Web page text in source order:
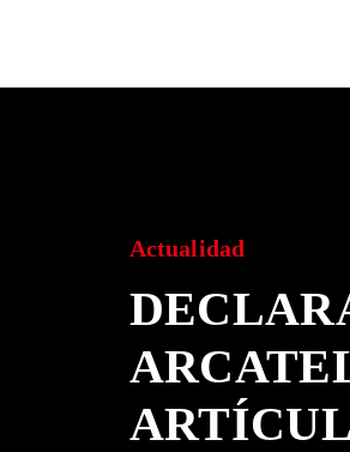
Actualidad
ARCATEL